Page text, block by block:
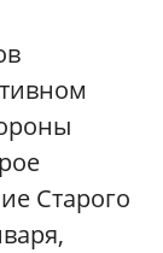
Старого